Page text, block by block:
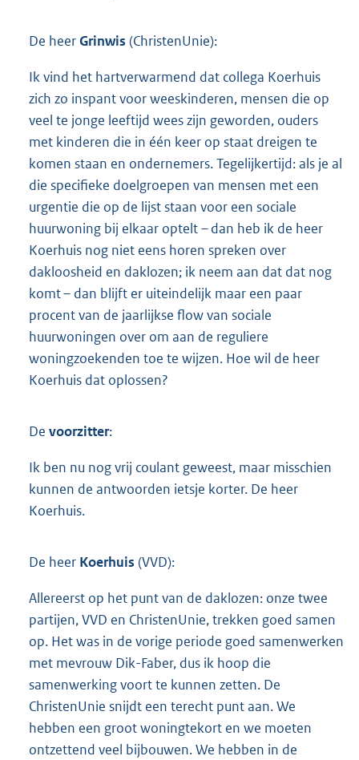
De heerGrinwis (ChristenUnie):
Ik vind het hartverwarmend dat collega Koerhuis
zich zo inspant voor weeskinderen, mensen die op
veel te jonge leeftijd wees zijn geworden, ouders
met kinderen die in één keer op staat dreigen te
komen staan en ondernemers. Tegelijkertijd: als je al
die specifieke doelgroepen van mensen met een
urgentie die op de lijst staan voor een sociale
huurwoning bij elkaar optelt – dan heb ik de heer
Koerhuis nog niet eens horen spreken over
dakloosheid en daklozen; ik neem aan dat dat nog
komt – dan blijft er uiteindelijk maar een paar
procent van de jaarlijkse flow van sociale
huurwoningen over om aan de reguliere
woningzoekenden toe te wijzen. Hoe wil de heer
Koerhuis dat oplossen?
De voorzitter:
Ik ben nu nog vrij coulant geweest, maar misschien
kunnen de antwoorden ietsje korter. De heer
Koerhuis.
De heer Koerhuis (VVD):
Allereerst op het punt van de daklozen: onze twee
partijen, VVD en ChristenUnie, trekken goed samen
op. Het was in de vorige periode goed samenwerken
met mevrouw Dik-Faber, dus ik hoop die
samenwerking voort te kunnen zetten. De
ChristenUnie snijdt een terecht punt aan. We
hebben een groot woningtekort en we moeten
ontzettend veel bijbouwen. We hebben in de